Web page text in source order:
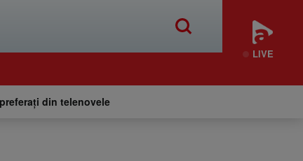
LIVE
din telenovele